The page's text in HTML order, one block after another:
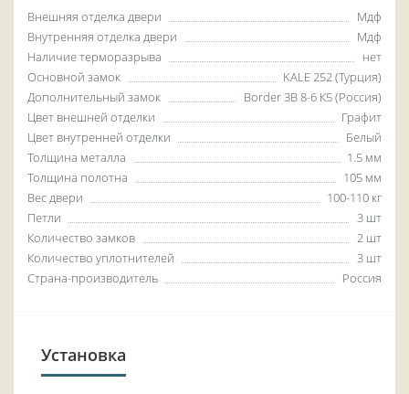
Внешняя отделка двери
Мдф
Внутренняя отделка двери
Мдф
Наличие терморазрыва
нет
Основной замок
KALE 252 (Турция)
Дополнительный замок
Border ЗВ 8-6 К5 (Россия)
Цвет внешней отделки
Графит
Цвет внутренней отделки
Белый
Толщина металла
1.5 мм
Толщина полотна
105 мм
Вес двери
100-110 кг
Петли
3 шт
Количество замков
2 шт
Количество уплотнителей
3 шт
Страна-производитель
Россия
Установка